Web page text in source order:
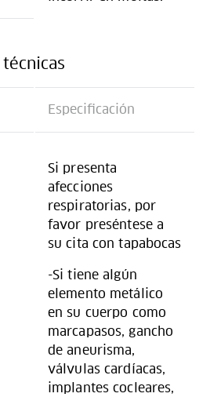
Especificación
Si presenta
afecciones
respiratorias, por
favor preséntese a
su cita con tapabocas
-Si tiene algún
elemento metálico
en su cuerpo como
marcapasos, gancho
de aneurisma,
válvulas cardíacas,
implantes cocleares,